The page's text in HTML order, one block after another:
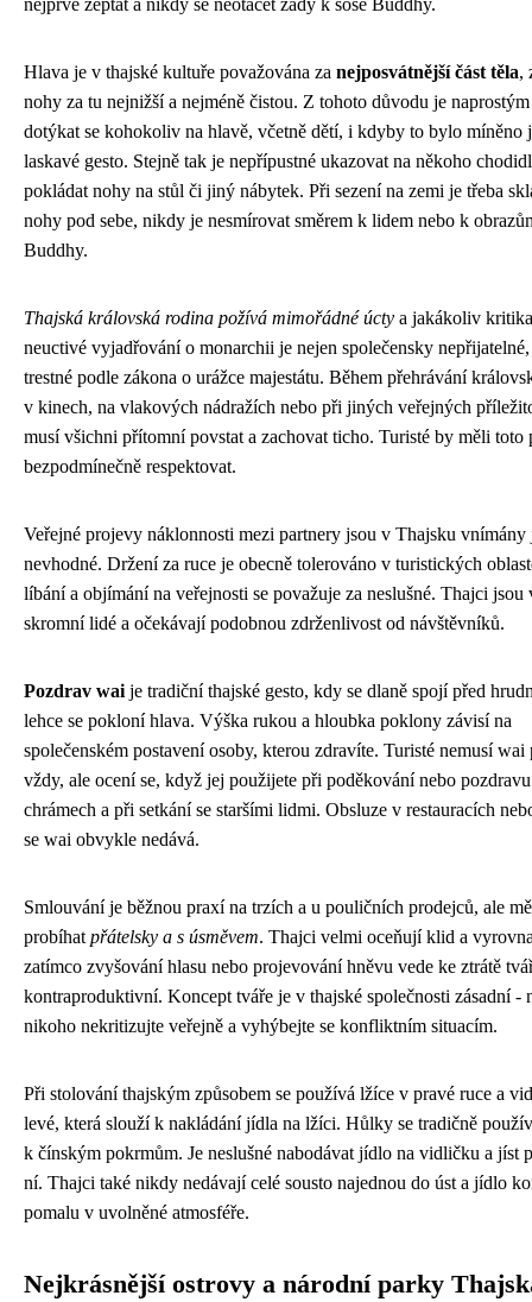
nejprve zeptat a nikdy se neotáčet zády k soše Buddhy.
Hlava je v thajské kultuře považována za nejposvátnější část těla,
nohy za tu nejnižší a nejméně čistou. Z tohoto důvodu je
dotýkat se kohokoliv na hlavě, včetně dětí, i kdyby to bylo míněno
laskavé gesto. Stejně tak je nepřípustné ukazovat na někoho
pokládat nohy na stůl či jiný nábytek. Při sezení na zemi je třeba
nohy pod sebe, nikdy je nesmírovat směrem k lidem nebo k
Buddhy.
Thajská královská rodina požívá mimořádné úcty a jakákoliv
neuctivé vyjadřování o monarchii je nejen společensky nepřijatelné,
trestné podle zákona o urážce majestátu. Během přehrávání
v kinech, na vlakových nádražích nebo při jiných veřejných
musí všichni přítomní povstat a zachovat ticho. Turisté by měli toto
bezpodmínečně respektovat.
Veřejné projevy náklonnosti mezi partnery jsou v Thajsku vnímány
nevhodné. Držení za ruce je obecně tolerováno v turistických
líbání a objímání na veřejnosti se považuje za neslušné. Thajci jsou
skromní lidé a očekávají podobnou zdrženlivost od návštěvníků.
Pozdrav wai je tradiční thajské gesto, kdy se dlaně spojí před
lehce se pokloní hlava. Výška rukou a hloubka poklony závisí na
společenském postavení osoby, kterou zdravíte. Turisté nemusí wai
vždy, ale ocení se, když jej použijete při poděkování nebo
chrámech a při setkání se staršími lidmi. Obsluze v restauracích
se wai obvykle nedává.
Smlouvání je běžnou praxí na trzích a u pouličních prodejců, ale
probíhat přátelsky a s úsměvem. Thajci velmi oceňují klid a
zatímco zvyšování hlasu nebo projevování hněvu vede ke ztrátě
kontraproduktivní. Koncept tváře je v thajské společnosti zásadní -
nikoho nekritizujte veřejně a vyhýbejte se konfliktním situacím.
Při stolování thajským způsobem se používá lžíce v pravé ruce a
levé, která slouží k nakládání jídla na lžíci. Hůlky se tradičně
k čínským pokrmům. Je neslušné nabodávat jídlo na vidličku a jíst
ní. Thajci také nikdy nedávají celé sousto najednou do úst a jídlo
pomalu v uvolněné atmosféře.
Nejkrásnější ostrovy a národní parky